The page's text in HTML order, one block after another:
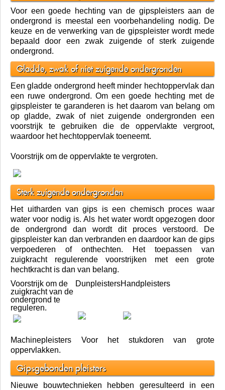
Voor een goede hechting van de gipspleisters aan de
ondergrond is meestal een voorbehandeling nodig. De
keuze en de verwerking van de gipspleister wordt mede
bepaald door een zwak zuigende of sterk zuigende
ondergrond.
Gladde, zwak of niet zuigende ondergronden
Een gladde ondergrond heeft minder hechtoppervlak dan
een ruwe ondergrond. Om een goede hechting met de
gipspleister te garanderen is het daarom van belang om
op gladde, zwak of niet zuigende ondergronden een
voorstrijk te gebruiken die de oppervlakte vergroot,
waardoor het hechtoppervlak toeneemt.
Voorstrijk om de oppervlakte te vergroten.
Sterk zuigende ondergronden
Het uitharden van gips is een chemisch proces waar
water voor nodig is. Als het water wordt opgezogen door
de ondergrond dan wordt dit proces verstoord. De
gipspleister kan dan verbranden en daardoor kan de gips
verpoederen of onthechten. Het toepassen van
zuigkracht regulerende voorstrijken met een grote
hechtkracht is dan van belang.
Voorstrijk om de
zuigkracht van de
ondergrond te
reguleren.
DunpleistersHandpleisters
Machinepleisters Voor het stukdoren van grote
oppervlakken.
Gipsgebonden pleisters
Nieuwe bouwtechnieken hebben geresulteerd in een